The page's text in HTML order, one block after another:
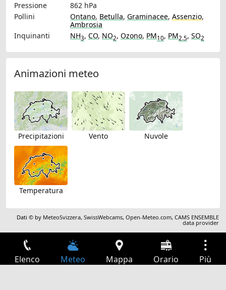
Pressione
862 hPa
Pollini
Ontano, Betulla, Graminacee, Assenzio,
Ambrosia
Inquinanti
NH3, CO, NO2, Ozono, PM10, PM2.5, SO2
Animazioni meteo
Precipitazioni Vento Nuvole
Temperatura
Dati © by MeteoSvizzera,SwissWebcams,Open-Meteo.com,CAMS ENSEMBLE
data provider
Elenco Meteo Mappa Orario Più